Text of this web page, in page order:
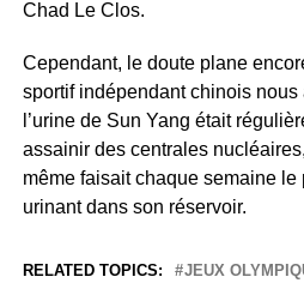
Chad Le Clos.
Cependant, le doute plane
sportif indépendant chinois nous
l’urine de Sun Yang était
assainir des centrales
même faisait chaque semaine le
urinant dans son réservoir.
RELATED TOPICS: JEUX